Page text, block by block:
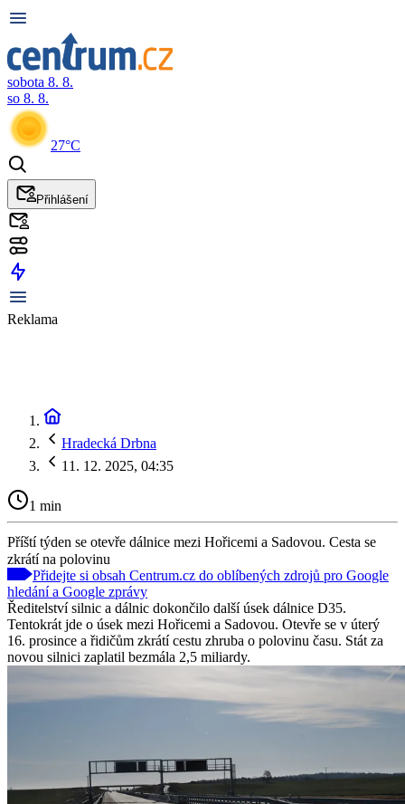
sobota 8. 8.
so 8. 8.
27°C
Přihlášení
Reklama
Hradecká Drbna
11. 12. 2025, 04:35
1 min
Příští týden se otevře dálnice mezi Hořicemi a Sadovou. Cesta se
zkrátí na polovinu
Přidejte si obsah Centrum.cz do oblíbených zdrojů pro Google
hledání a Google zprávy
Ředitelství silnic a dálnic dokončilo další úsek dálnice D35.
Tentokrát jde o úsek mezi Hořicemi a Sadovou. Otevře se v úterý
16. prosince a řidičům zkrátí cestu zhruba o polovinu času. Stát za
novou silnici zaplatil bezmála 2,5 miliardy.